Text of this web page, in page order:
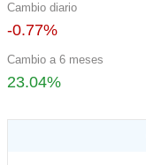
Cambio diario
-0.77%
Cambio a 6 meses
23.04%